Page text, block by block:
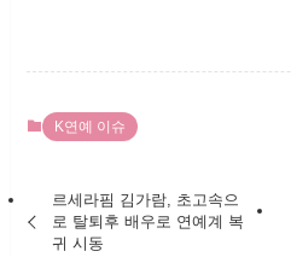
K연예 이슈
르세라핌 김가람, 초고속으
로 탈퇴후 배우로 연예계 복
귀 시동